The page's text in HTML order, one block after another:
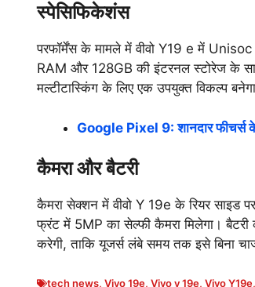
स्पेसिफिकेशंस
परफॉर्मेंस के मामले में वीवो Y19 e में
RAM और 128GB की इंटरनल स्टोरेज के
मल्टीटास्किंग के लिए एक उपयुक्त विकल्प
Google Pixel 9: शानदार फीचर्स के
कैमरा और बैटरी
कैमरा सेक्शन में वीवो Y 19e के रियर साइड
फ्रंट में 5MP का सेल्फी कैमरा मिलेगा। बैटरी
करेगी, ताकि यूजर्स लंबे समय तक इसे बिना
tech news, Vivo 19e, Vivo y 19e, Vivo Y19e,